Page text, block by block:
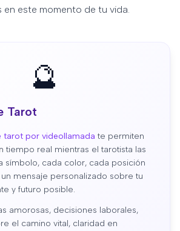
en este momento de tu vida.
🔮
Tarot
tarot por videollamada te permiten
tiempo real mientras el tarotista las
símbolo, cada color, cada posición
mensaje personalizado sobre tu
y futuro posible.
amorosas, decisiones laborales,
el camino vital, claridad en